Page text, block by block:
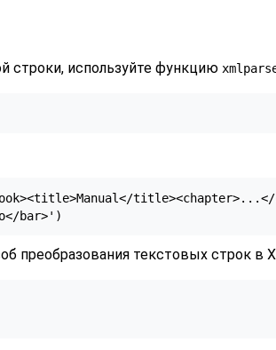
строки, используйте функцию
преобразования текстовых строк в